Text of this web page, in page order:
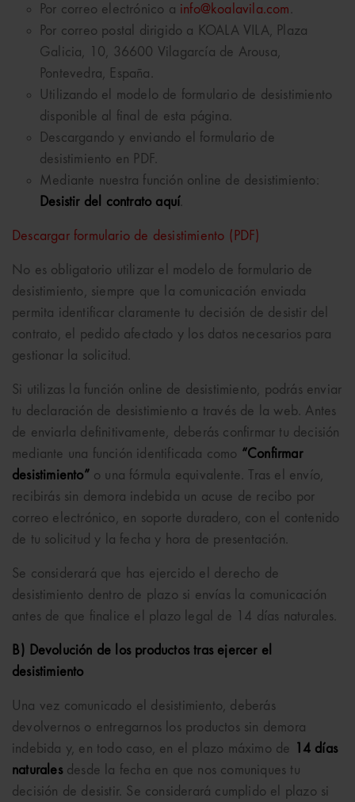
Por correo electrónico a info@koalavila.com .
Por correo postal dirigido a KOALA VILA, Plaza
Galicia, 10, 36600 Vilagarcía de Arousa,
Pontevedra, España.
Utilizando el modelo de formulario de desistimiento
disponible al final de esta página.
Descargando y enviando el formulario de
desistimiento en PDF.
Mediante nuestra función online de desistimiento:
Desistir del contrato aquí.
Descargar formulario de desistimiento (PDF)
No es obligatorio utilizar el modelo de formulario de
desistimiento, siempre que la comunicación enviada
permita identificar claramente tu decisión de desistir del
contrato, el pedido afectado y los datos necesarios para
gestionar la solicitud.
Si utilizas la función online de desistimiento, podrás enviar
tu declaración de desistimiento a través de la web. Antes
de enviarla definitivamente, deberás confirmar tu decisión
mediante una función identificada como “Confirmar
desistimiento”o una fórmula equivalente. Tras el envío,
recibirás sin demora indebida un acuse de recibo por
correo electrónico, en soporte duradero, con el contenido
de tu solicitud y la fecha y hora de presentación.
Se considerará que has ejercido el derecho de
desistimiento dentro de plazo si envías la comunicación
antes de que finalice el plazo legal de 14 días naturales.
B) Devolución de los productos tras ejercer el
desistimiento
Una vez comunicado el desistimiento, deberás
devolvernos o entregarnos los productos sin demora
indebida y, en todo caso, en el plazo máximo de
14 días
naturalesdesde la fecha en que nos comuniques tu
decisión de desistir. Se considerará cumplido el plazo si